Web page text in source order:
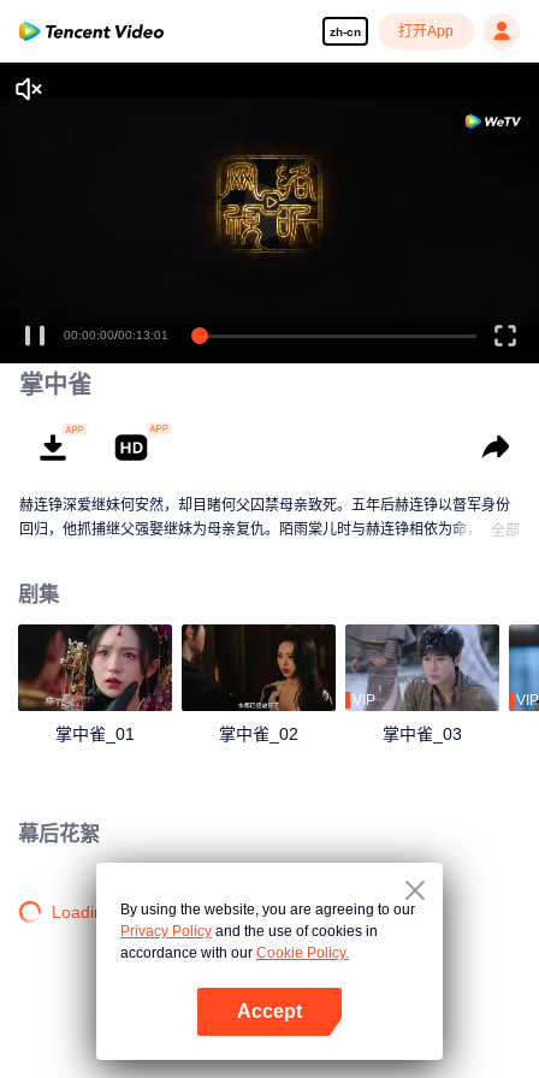
zh-cn 打开App
00:00:00/00:13:01
掌中雀
赫连铮深爱继妹何安然，却目睹何父囚禁母亲致死。五年后赫连铮以督军身份
回归，他抓捕继父强娶继妹为母亲复仇。陌雨棠儿时与赫连铮相依为命，却因
全部
剧集
掌中雀_01 掌中雀_02
VIP
掌中雀_03
VIP
幕后花絮
Loading…By using the website, you are agreeing to our
Privacy Policy and the use of cookies in
accordance with our Cookie Policy.
Accept